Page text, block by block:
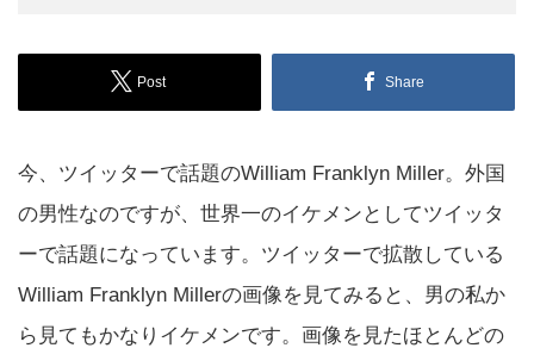
Post Share
今、ツイッターで話題のWilliam Franklyn Miller。外国
の男性なのですが、世界一のイケメンとしてツイッタ
ーで話題になっています。ツイッターで拡散している
William Franklyn Millerの画像を見てみると、男の私か
ら見てもかなりイケメンです。画像を見たほとんどの